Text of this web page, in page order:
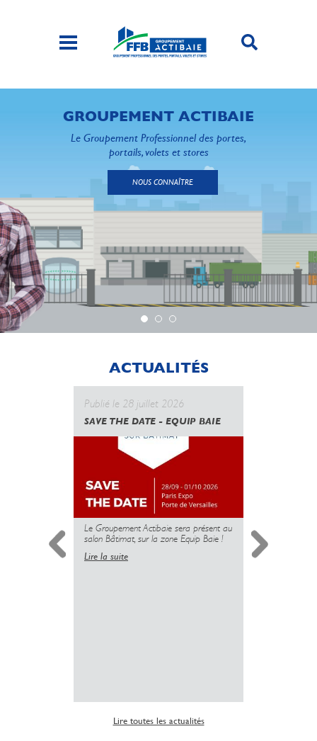
GROUPEMENT ACTIBAIE
Le Groupement Professionnel des portes,
portails, volets et stores
NOUS CONNAÎTRE
ACTUALITÉS
Publié le 28 juillet 2026
SAVE THE DATE - EQUIP BAIE
Le Groupement Actibaie sera présent au
salon Bâtimat, sur la zone Equip Baie !
Lire la suite
Lire toutes les actualités